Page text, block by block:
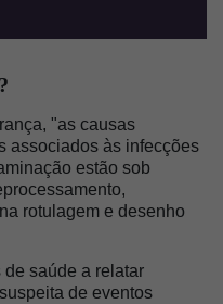
"as causas
associados às infecções
estão sob
rotulagem e desenho
saúde a relatar
de eventos